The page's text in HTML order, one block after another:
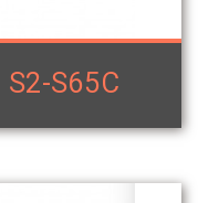
S2-S65C